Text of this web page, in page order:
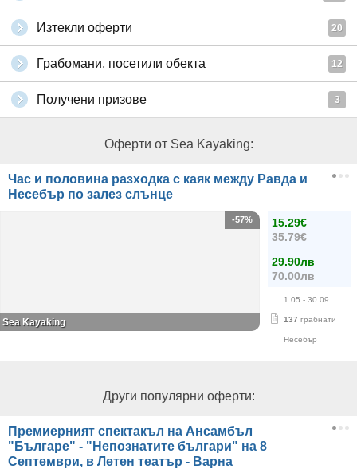
Изтекли оферти 20
Грабомани, посетили обекта 12
Получени призове 3
Оферти от Sea Kayaking:
Час и половина разходка с каяк между Равда и
Несебър по залез слънце
15.29€
35.79€
29.90лв
70.00лв
1.05 - 30.09
137 грабнати
Несебър
-57%
Sea Kayaking
Други популярни оферти:
Премиерният спектакъл на Ансамбъл
"Българе" - "Непознатите българи" на 8
Септември, в Летен театър - Варна